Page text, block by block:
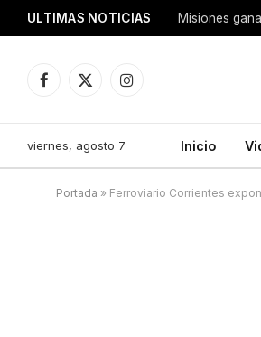
ULTIMAS NOTICIAS
Facebook
X
Instagram
viernes, agosto 7 Inicio
Portada » Ferroviario Corrientes